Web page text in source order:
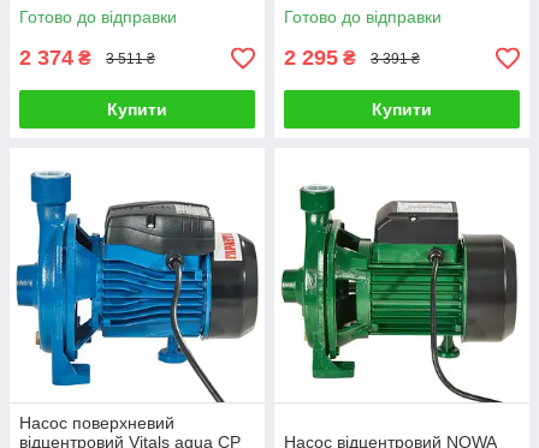
Готово до відправки
2 374 ₴ 3 511 ₴
Купити
Готово до відправки
2 295 ₴ 3 391 ₴
Купити
Насос поверхневий
відцентровий Vitals aqua CP
Насос відцентровий NOWA